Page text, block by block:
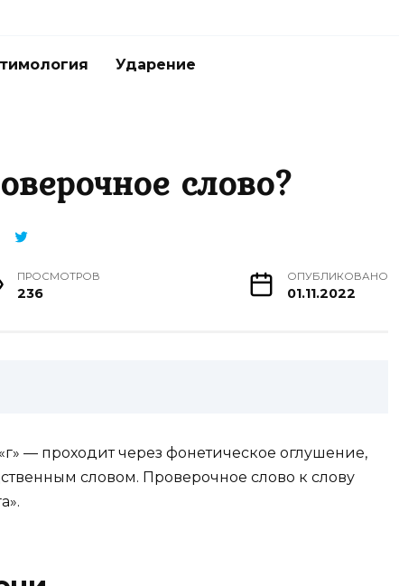
Ударение
слово?
ПРОСМОТРОВ
236
ОПУБЛИКОВАНО
01.11.2022
— проходит через фонетическое оглушение,
словом. Проверочное слово к слову